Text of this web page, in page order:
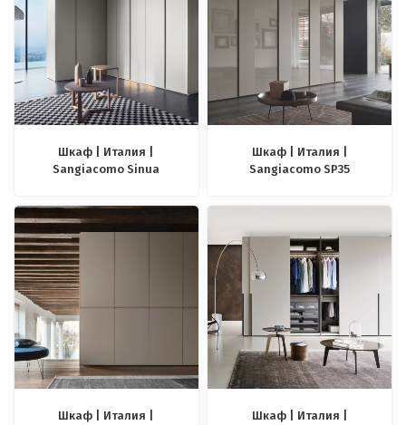
Шкаф | Италия |
Sangiacomo Sinua
Шкаф | Италия |
Sangiacomo SP35
Шкаф | Италия |
Шкаф | Италия |